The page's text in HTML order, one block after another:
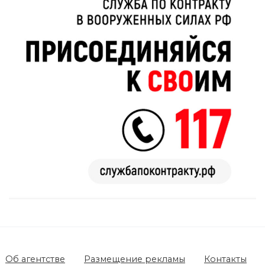
Об агентстве Размещение рекламы Контакты